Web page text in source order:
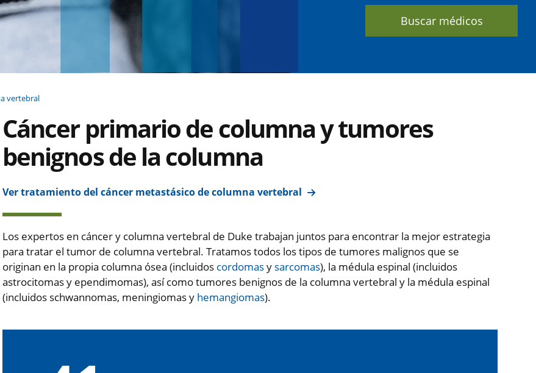
Buscar médicos
vertebral
Cáncer primario de columna y tumores
benignos de la columna
Ver tratamiento del cáncer metastásico de columna vertebral
Los expertos en cáncer y columna vertebral de Duke trabajan juntos para encontrar la mejor estrategia
para tratar el tumor de columna vertebral. Tratamos todos los tipos de tumores malignos que se
originan en la propia columna ósea (incluidos cordomasy sarcomas), la médula espinal (incluidos
astrocitomas y ependimomas), así como tumores benignos de la columna vertebral y la médula espinal
(incluidos schwannomas, meningiomas y hemangiomas).